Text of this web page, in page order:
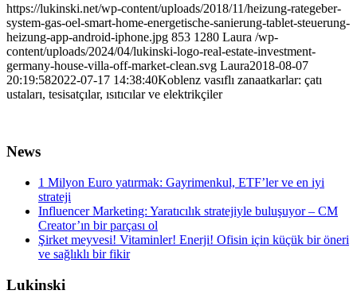
https://lukinski.net/wp-content/uploads/2018/11/heizung-rategeber-
system-gas-oel-smart-home-energetische-sanierung-tablet-steuerung-
heizung-app-android-iphone.jpg 853 1280 Laura /wp-
content/uploads/2024/04/lukinski-logo-real-estate-investment-
germany-house-villa-off-market-clean.svg Laura2018-08-07
20:19:582022-07-17 14:38:40Koblenz vasıflı zanaatkarlar: çatı
ustaları, tesisatçılar, ısıtıcılar ve elektrikçiler
News
1 Milyon Euro yatırmak: Gayrimenkul, ETF’ler ve en iyi
strateji
Influencer Marketing: Yaratıcılık stratejiyle buluşuyor – CM
Creator’ın bir parçası ol
Şirket meyvesi! Vitaminler! Enerji! Ofisin için küçük bir öneri
ve sağlıklı bir fikir
Lukinski